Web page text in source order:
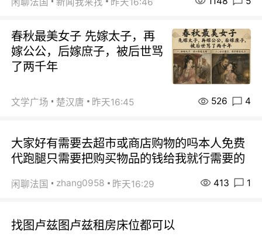
春秋最美女子 先嫁太子，再
嫁公公，后嫁庶子，被后世骂
了两千年
文学广场 楚汉唐 昨天16:45 526 4
大家好有需要去超市或商店购物的吗本人免费
代跑腿只需要把购买物品的钱给我就行需要的
闲聊法国 zhang0958 昨天16:29 413 1
找图卢兹图卢兹租房床位都可以